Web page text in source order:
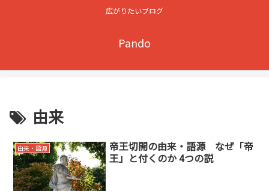
広がりたいブログ
Pando
由来
由来・語源
帝王切開の由来・語源 なぜ「帝
王」と付くのか 4つの説